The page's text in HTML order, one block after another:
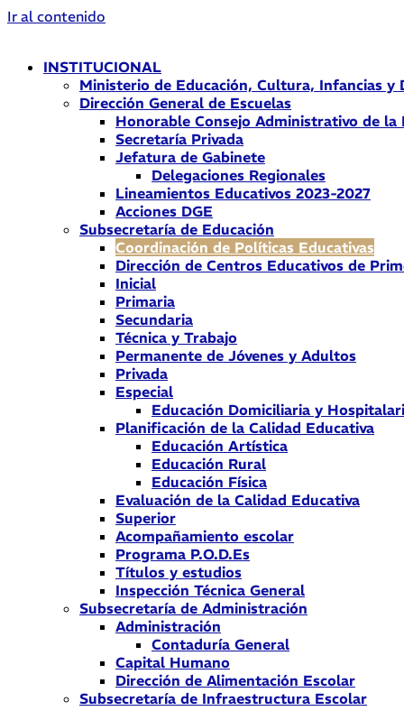
Ir al contenido
INSTITUCIONAL
Ministerio de Educación, Cultura, Infancias y
Dirección General de Escuelas
Honorable Consejo Administrativo de la
Secretaría Privada
Jefatura de Gabinete
Delegaciones Regionales
Lineamientos Educativos 2023-2027
Acciones DGE
Subsecretaría de Educación
Coordinación de Políticas Educativas
Dirección de Centros Educativos de
Inicial
Primaria
Secundaria
Técnica y Trabajo
Permanente de Jóvenes y Adultos
Privada
Especial
Educación Domiciliaria y
Planificación de la Calidad Educativa
Educación Artística
Educación Rural
Educación Física
Evaluación de la Calidad Educativa
Superior
Acompañamiento escolar
Programa P.O.D.Es
Títulos y estudios
Inspección Técnica General
Subsecretaría de Administración
Administración
Contaduría General
Capital Humano
Dirección de Alimentación Escolar
Subsecretaría de Infraestructura Escolar